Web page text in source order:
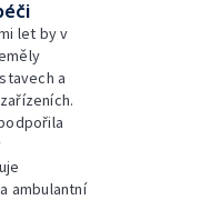
let by v
a
ambulantní